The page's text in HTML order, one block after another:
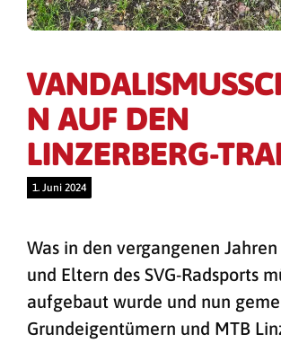
N AUF DEN
LINZERBERG-
1. Juni 2024
Was in den vergangenen
und Eltern des SVG-Radsports
aufgebaut wurde und nun
Grundeigentümern und MTB